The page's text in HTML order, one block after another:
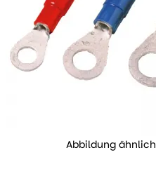
Abbildung ähnlich